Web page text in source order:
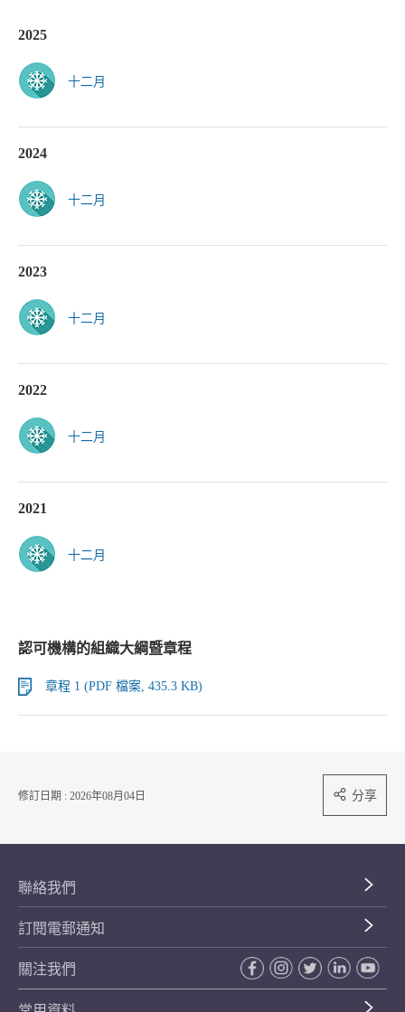
2025
十二月
2024
十二月
2023
十二月
2022
十二月
2021
十二月
認可機構的組織大綱暨章程
章程 1 (PDF 檔案, 435.3 KB)
修訂日期 : 2026年08月04日 分享
聯絡我們
訂閱電郵通知
關注我們